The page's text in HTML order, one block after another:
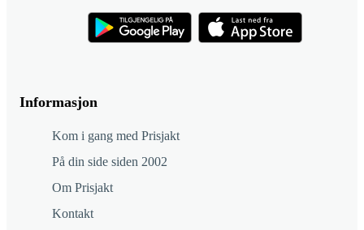
Informasjon
Kom i gang med Prisjakt
På din side siden 2002
Om Prisjakt
Kontakt